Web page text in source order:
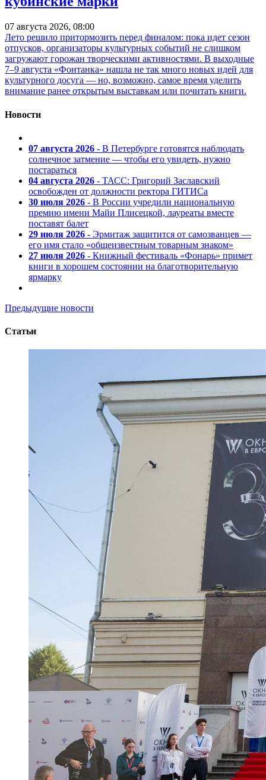
07 августа 2026, 08:00
Лето решило притормозить перед финалом: пока идет сезон
отпусков, организаторы культурных событий не слишком
загружают горожан творческими активностями. В выходные
7–9 августа «Фонтанка» нашла не так много новых идей для
культурного досуга — но, возможно, самое время уделить
внимание ранее открытым выставкам или почитать книги.
Новости
07 августа 2026 - В Петербурге готовятся наблюдать
солнечное затмение — чтобы его увидеть, нужно
постараться
04 августа 2026 - ТАСС: Григорий Заславский
освобожден от должности ректора ГИТИСа
30 июля 2026 - В России учредили национальную
премию имени Майи Плисецкой, лауреаты вместе
поставят балет
29 июля 2026 - Эрмитаж защитится от самозванцев —
его имя стало «общеизвестным товарным знаком»
27 июля 2026 - Книжный фестиваль «Фонарь» примет
книги в хорошем состоянии на благотворительную
ярмарку
Предыдущие новости
Статьи